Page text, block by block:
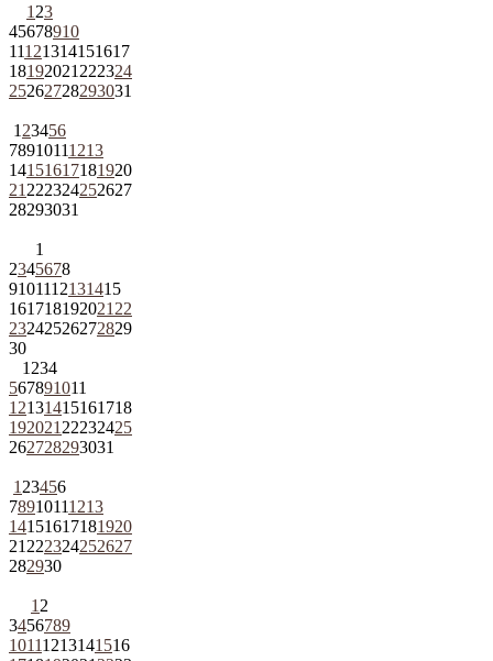
1 23
45678910
11121314151617
18192021 222324
25262728293031
1 23456
78910111213
14151617181920
21 222324252627
28293031
1
2345678
9101112131415
161718192021 22
23242526272829
30
1 234
567891011
12131415161718
192021 22232425
262728293031
1 23456
78910111213
14151617181920
21 222324252627
282930
1 2
3456789
10111213141516